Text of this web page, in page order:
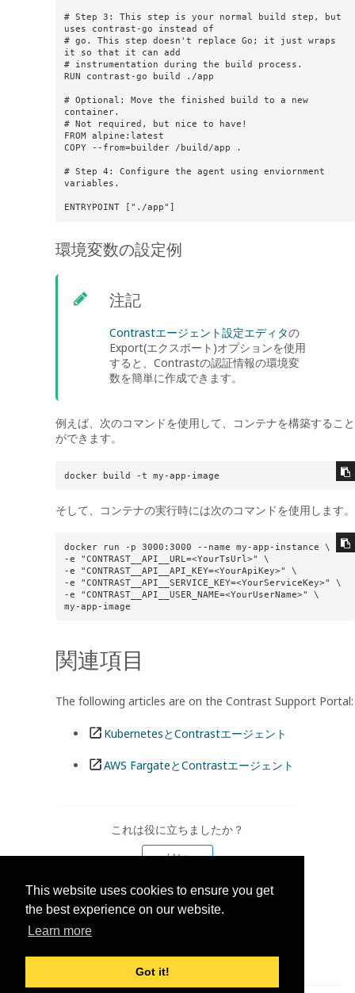
This website uses cookies to ensure you get
the best experience on our website.
Learn more
Got it!
# Step 3: This step is your normal build step, but
uses contrast-go instead of
# go. This step doesn't replace Go; it just wraps
it so that it can add
# instrumentation during the build process.
RUN contrast-go build ./app
# Optional: Move the finished build to a new
container.
# Not required, but nice to have!
FROM alpine:latest
COPY --from=builder /build/app .
# Step 4: Configure the agent using enviornment
variables.
ENTRYPOINT ["./app"]
環境変数の設定例
注記
Contrastエージェント設定エディタの
Export(エクスポート)オプションを使用
すると、Contrastの認証情報の環境変
数を簡単に作成できます。
例えば、次のコマンドを使用して、コンテナを構築すること
ができます。
docker build -t my-app-image
そして、コンテナの実行時には次のコマンドを使用します。
docker run -p 3000:3000 --name my-app-instance \
-e "CONTRAST__API__URL=<YourTsUrl>" \
-e "CONTRAST__API__API_KEY=<YourApiKey>" \
-e "CONTRAST__API__SERVICE_KEY=<YourServiceKey>" \
-e "CONTRAST__API__USER_NAME=<YourUserName>" \
my-app-image
関連項目
The following articles are on the Contrast Support Portal:
KubernetesとContrastエージェント
AWS FargateとContrastエージェント
これは役に立ちましたか？
はい
いいえ